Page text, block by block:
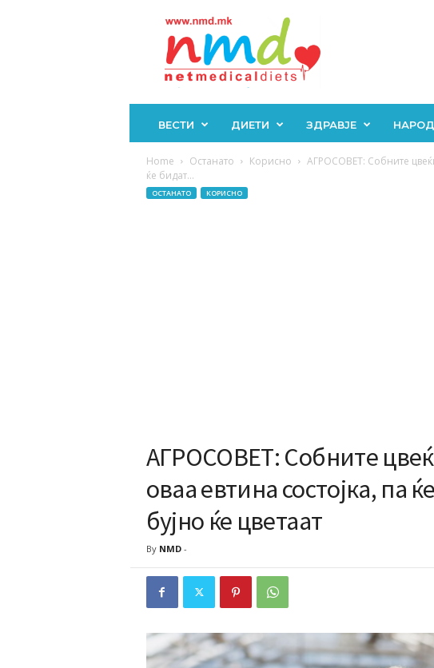
ВЕСТИ ДИЕТИ ЗДРАВЈЕ
Home Останато Корисно
АГРОСОВЕТ: Собните
ќе бидат...
ОСТАНАТО КОРИСНО
АГРОСОВЕТ: Собните
оваа евтина состојка, па
бујно ќе цветаат
By NMD-